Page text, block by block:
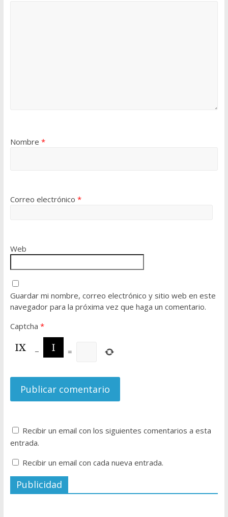
Nombre *
Correo electrónico *
Web
Guardar mi nombre, correo electrónico y sitio web en este
navegador para la próxima vez que haga un comentario.
Captcha *
− =
Recibir un email con los siguientes comentarios a esta
entrada.
Recibir un email con cada nueva entrada.
Publicidad